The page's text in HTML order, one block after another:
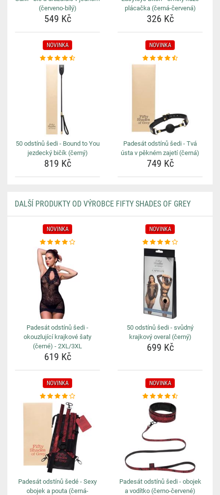
(červeno-bílý)
549 Kč
plácačka (černá-červená)
326 Kč
NOVINKA
50 odstínů šedi - Bound to You
jezdecký bičík (černý)
819 Kč
NOVINKA
Padesát odstínů šedi - Tvá
ústa v pěkném zajetí (černá)
749 Kč
DALŠÍ PRODUKTY OD VÝROBCE FIFTY SHADES OF GREY
NOVINKA
Padesát odstínů šedi -
okouzlující krajkové šaty
(černé) - 2XL/3XL
619 Kč
NOVINKA
50 odstínů šedi - svůdný
krajkový overal (černý)
699 Kč
NOVINKA
Padesát odstínů šedé - Sexy
obojek a pouta (černá-
NOVINKA
Padesát odstínů šedi - obojek
a vodítko (černo-červené)